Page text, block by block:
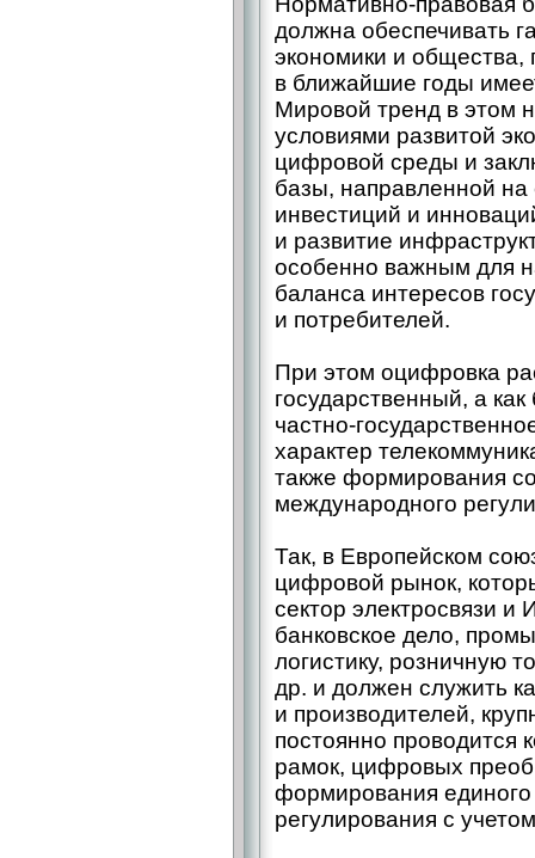
должна обеспечивать
экономики и общества,
в ближайшие годы
Мировой тренд в этом
условиями развитой
цифровой среды и
базы, направленной
инвестиций и
и развитие
особенно важным для
баланса интересов
и потребителей.
При этом оцифровка
государственный, а
частно-
характер
также формирования
международного
Так, в Европейском
цифровой рынок,
сектор электросвязи и
банковское дело,
логистику, розничную
др. и должен служить
и производителей,
постоянно проводится
рамок, цифровых
формирования единого
регулирования с